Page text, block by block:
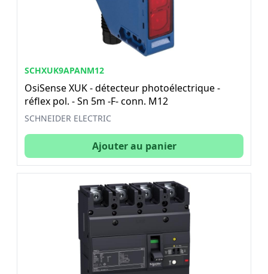
SCHXUK9APANM12
OsiSense XUK - détecteur photoélectrique -
réflex pol. - Sn 5m -F- conn. M12
SCHNEIDER ELECTRIC
Ajouter au panier